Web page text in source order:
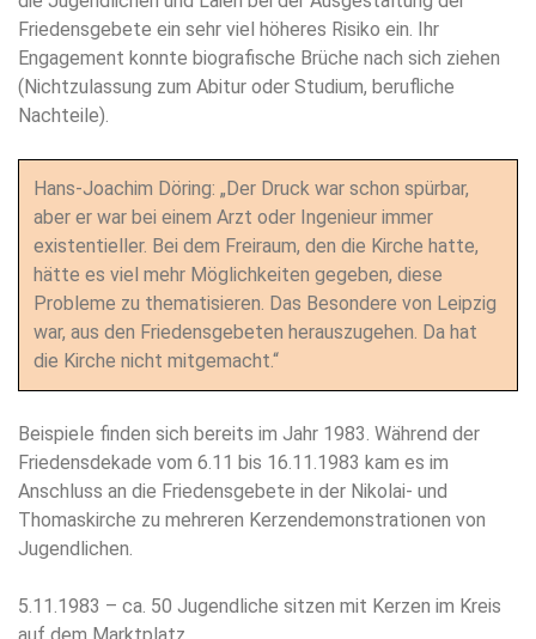
Friedensgebete ein sehr viel höheres Risiko ein. Ihr
Engagement konnte biografische Brüche nach sich ziehen
(Nichtzulassung zum Abitur oder Studium, berufliche
Nachteile).
Hans-Joachim Döring: „Der Druck war schon spürbar,
aber er war bei einem Arzt oder Ingenieur immer
existentieller. Bei dem Freiraum, den die Kirche hatte,
hätte es viel mehr Möglichkeiten gegeben, diese
Probleme zu thematisieren. Das Besondere von Leipzig
war, aus den Friedensgebeten herauszugehen. Da hat
die Kirche nicht mitgemacht.“
Beispiele finden sich bereits im Jahr 1983. Während der
Friedensdekade vom 6.11 bis 16.11.1983 kam es im
Anschluss an die Friedensgebete in der Nikolai- und
Thomaskirche zu mehreren Kerzendemonstrationen von
Jugendlichen.
5.11.1983 – ca. 50 Jugendliche sitzen mit Kerzen im Kreis